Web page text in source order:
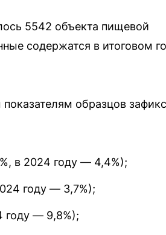
5542 объекта пищевой
содержатся в итоговом
образцов
в 2024 году — 4,4%);
году — 3,7%);
году — 9,8%);